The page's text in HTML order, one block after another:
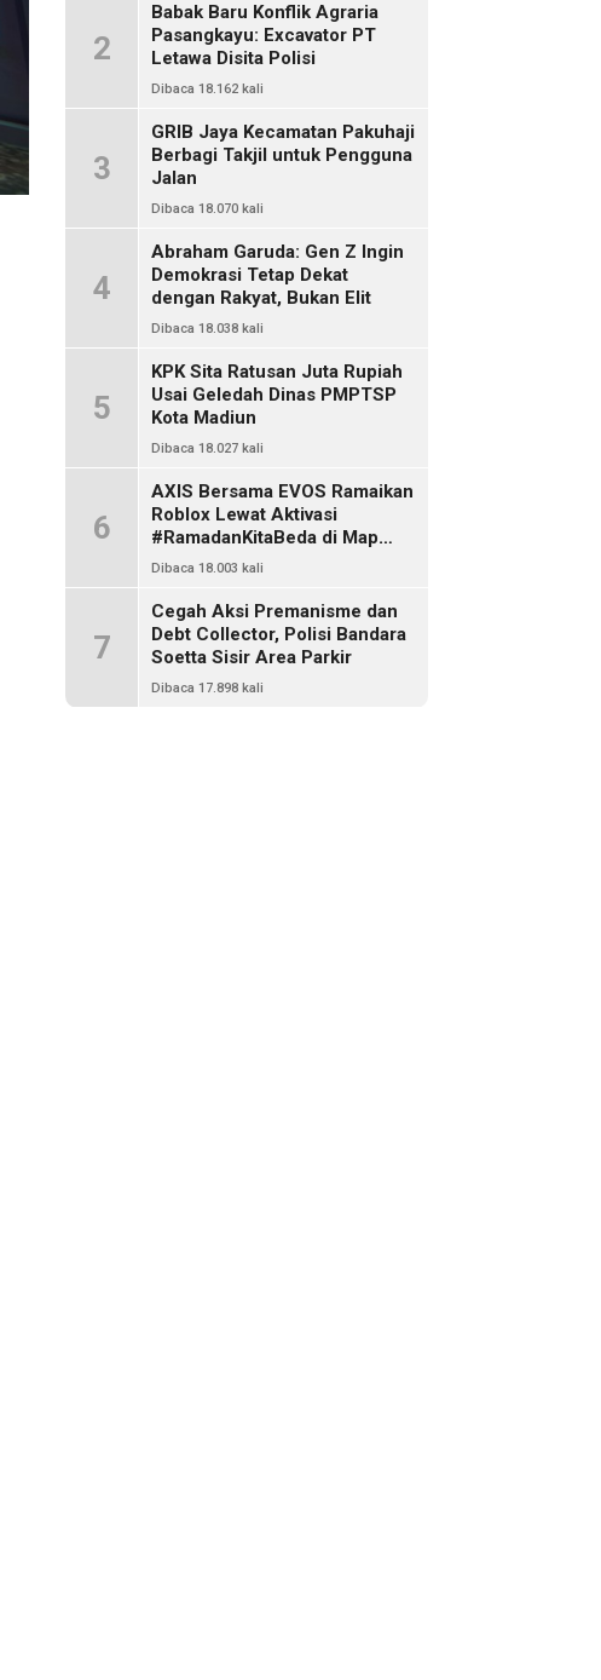
2
Babak Baru Konflik Agraria
Pasangkayu: Excavator PT
Letawa Disita Polisi
Dibaca 18.162 kali
3
GRIB Jaya Kecamatan Pakuhaji
Berbagi Takjil untuk Pengguna
Jalan
Dibaca 18.070 kali
4
Abraham Garuda: Gen Z Ingin
Demokrasi Tetap Dekat
dengan Rakyat, Bukan Elit
Dibaca 18.038 kali
5
KPK Sita Ratusan Juta Rupiah
Usai Geledah Dinas PMPTSP
Kota Madiun
Dibaca 18.027 kali
6
AXIS Bersama EVOS Ramaikan
Roblox Lewat Aktivasi
#RamadanKitaBeda di Map
Indo Chat
Dibaca 18.003 kali
7
Cegah Aksi Premanisme dan
Debt Collector, Polisi Bandara
Soetta Sisir Area Parkir
Dibaca 17.898 kali